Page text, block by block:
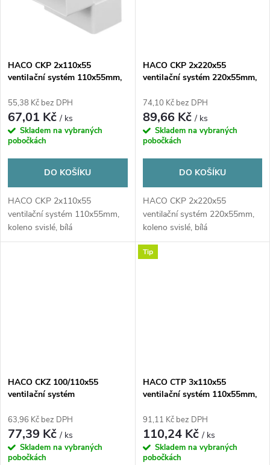
HACO CKP 2x110x55
ventilační systém 110x55mm,
55,38 Kč bez DPH
67,01 Kč/ ks
Skladem na vybraných
pobočkách
DO KOŠÍKU
HACO CKP 2x110x55
ventilační systém 110x55mm,
koleno svislé, bílá
HACO CKP 2x220x55
ventilační systém 220x55mm,
74,10 Kč bez DPH
89,66 Kč/ ks
Skladem na vybraných
pobočkách
DO KOŠÍKU
HACO CKP 2x220x55
ventilační systém 220x55mm,
koleno svislé, bílá
HACO CKZ 100/110x55
ventilační systém
kus koleno, bílá
63,96 Kč bez DPH
77,39 Kč/ ks
Skladem na vybraných
pobočkách
Tip
HACO CTP 3x110x55
ventilační systém 110x55mm,
91,11 Kč bez DPH
110,24 Kč/ ks
Skladem na vybraných
pobočkách